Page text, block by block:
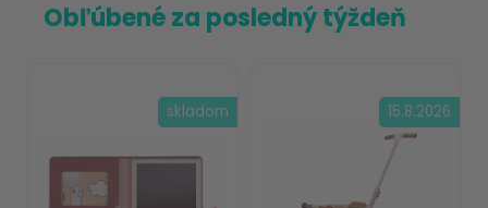
Obľúbené za posledný týždeň
skladom 15.8.2026